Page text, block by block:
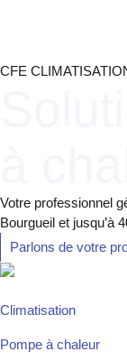
CFE
Votre professionnel
Bourgueil et jusqu’à
Parlons de votre
Climatisation
Pompe à chaleur